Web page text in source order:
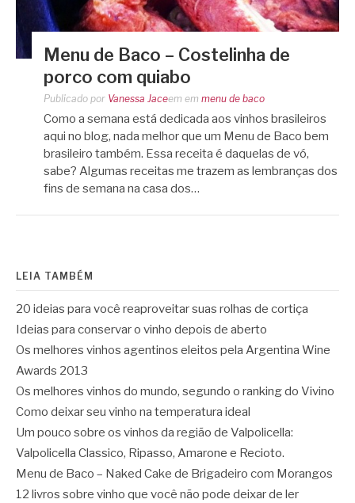
Menu de Baco – Costelinha de
porco com quiabo
Publicado por Vanessa Jaceem em menu de baco
Como a semana está dedicada aos vinhos brasileiros
aqui no blog, nada melhor que um Menu de Baco bem
brasileiro também. Essa receita é daquelas de vó,
sabe? Algumas receitas me trazem as lembranças dos
fins de semana na casa dos…
LEIA TAMBÉM
20 ideias para você reaproveitar suas rolhas de cortiça
Ideias para conservar o vinho depois de aberto
Os melhores vinhos agentinos eleitos pela Argentina Wine
Awards 2013
Os melhores vinhos do mundo, segundo o ranking do Vivino
Como deixar seu vinho na temperatura ideal
Um pouco sobre os vinhos da região de Valpolicella:
Valpolicella Classico, Ripasso, Amarone e Recioto.
Menu de Baco – Naked Cake de Brigadeiro com Morangos
12 livros sobre vinho que você não pode deixar de ler